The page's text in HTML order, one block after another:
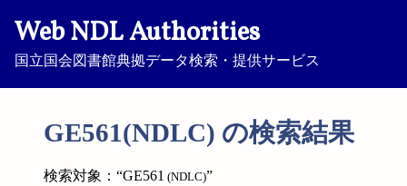
Web NDL Authorities
国立国会図書館典拠データ検索・提供サービス
GE561(NDLC) の検索結果
検索対象：“GE561 (NDLC)”